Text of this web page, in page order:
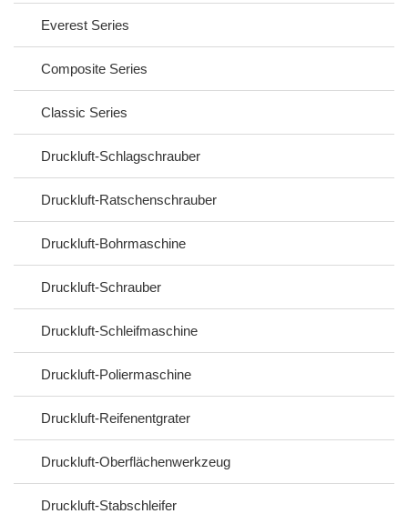
Everest Series
Composite Series
Classic Series
Druckluft-Schlagschrauber
Druckluft-Ratschenschrauber
Druckluft-Bohrmaschine
Druckluft-Schrauber
Druckluft-Schleifmaschine
Druckluft-Poliermaschine
Druckluft-Reifenentgrater
Druckluft-Oberflächenwerkzeug
Druckluft-Stabschleifer